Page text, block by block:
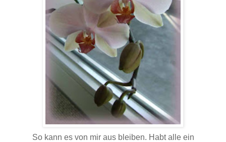
So kann es von mir aus bleiben. Habt alle ein